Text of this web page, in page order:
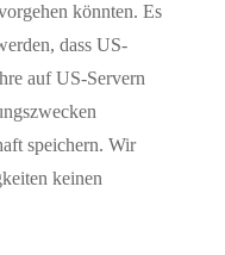
könnten. Es
dass US-
auf US-Servern
speichern. Wir
keinen